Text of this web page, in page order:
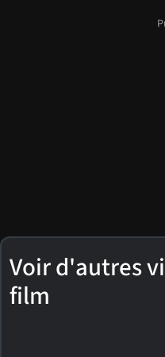
Voir d'autres
film